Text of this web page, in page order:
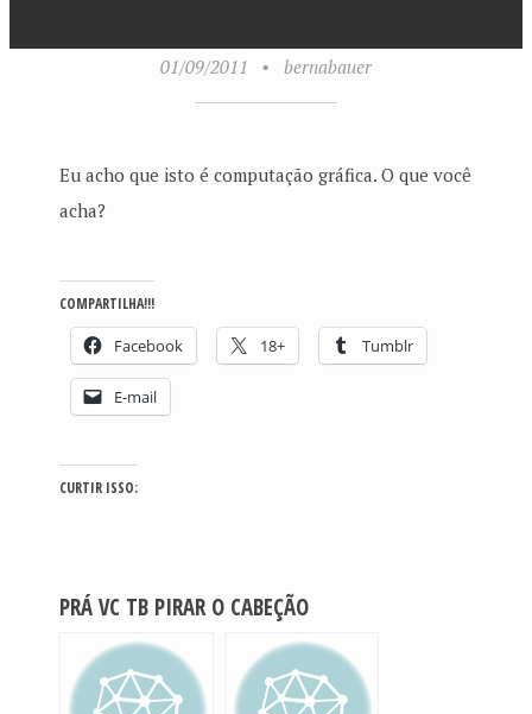
01/09/2011 • bernabauer
Eu acho que isto é computação gráfica. O que você
acha?
COMPARTILHA!!!
Facebook 18+ Tumblr
E-mail
CURTIR ISSO:
PRÁ VC TB PIRAR O CABEÇÃO